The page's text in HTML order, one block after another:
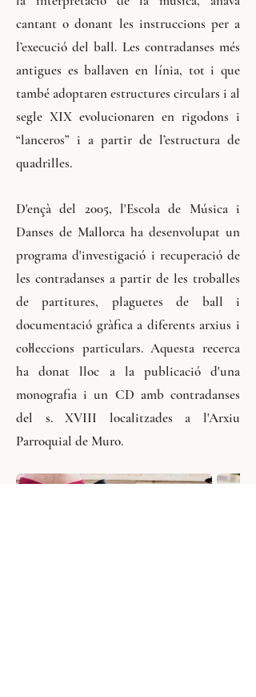
cantant o donant les instruccions per a
l’execució del ball. Les contradanses més
antigues es ballaven en línia, tot i que
també adoptaren estructures circulars i al
segle XIX evolucionaren en rigodons i
“lanceros” i a partir de l’estructura de
quadrilles.
D'ençà del 2005, l'Escola de Música i
Danses de Mallorca ha desenvolupat un
programa d'investigació i recuperació de
les contradanses a partir de les troballes
de partitures, plaguetes de ball i
documentació gràfica a diferents arxius i
col·leccions particulars. Aquesta recerca
ha donat lloc a la publicació d'una
monografia i un CD amb contradanses
del s. XVIII localitzades a l'Arxiu
Parroquial de Muro.